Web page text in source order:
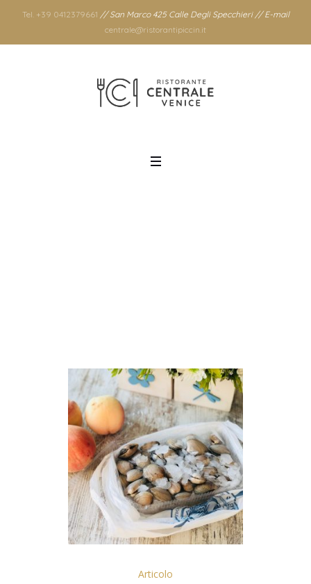
Tel. +39 0412379661 // San Marco 425 Calle Degli Specchieri // E-mail
centrale@ristorantipiccin.it
Articolo